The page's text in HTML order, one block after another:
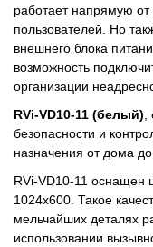
работает напрямую
пользователей. Но
внешнего блока
возможность
организации
RVi-VD10-11 (белый),
безопасности и
назначения от дома
RVi-VD10-11 оснащен
1024х600. Такое
мельчайших деталях
использовании